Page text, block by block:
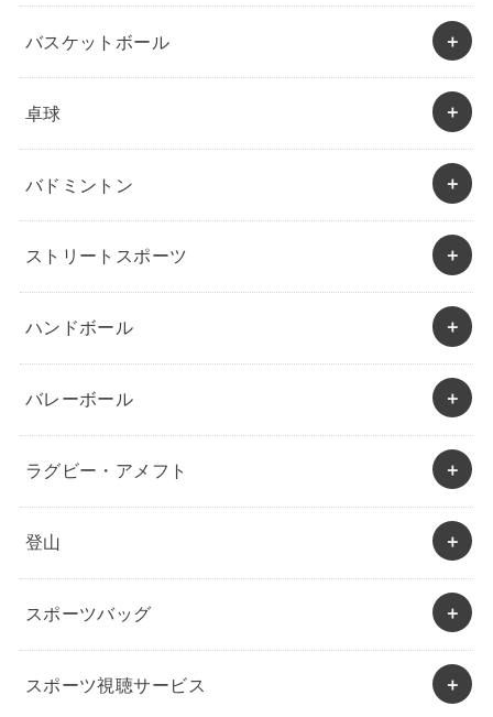
バスケットボール
卓球
バドミントン
ストリートスポーツ
ハンドボール
バレーボール
ラグビー・アメフト
登山
スポーツバッグ
スポーツ視聴サービス